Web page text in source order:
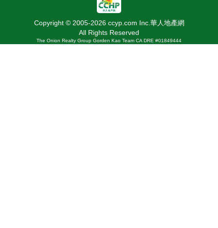
Copyright © 2005-2026 ccyp.com Inc.華人地產網
All Rights Reserved
The Onion Realty Group Gorden Kao Team CA DRE #01849444